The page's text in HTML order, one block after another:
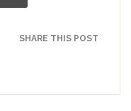
SHARE THIS POST